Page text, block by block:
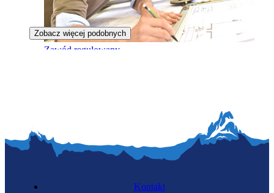
Zawód regulowany
Zobacz więcej podobnych
Kontakt